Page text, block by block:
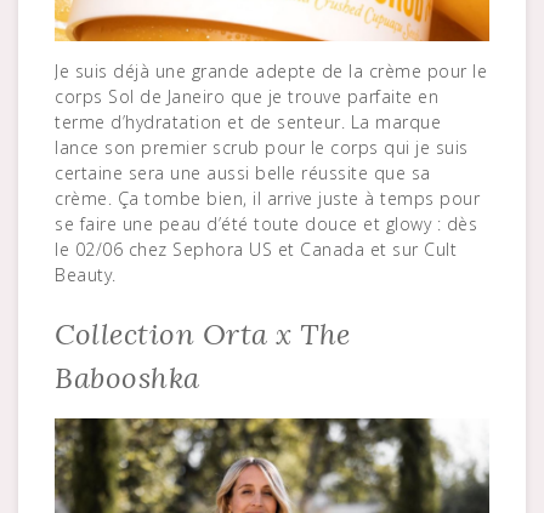
Je suis déjà une grande adepte de la crème pour le
corps Sol de Janeiro que je trouve parfaite en
terme d’hydratation et de senteur. La marque
lance son premier scrub pour le corps qui je suis
certaine sera une aussi belle réussite que sa
crème. Ça tombe bien, il arrive juste à temps pour
se faire une peau d’été toute douce et glowy : dès
le 02/06 chez Sephora US et Canada et sur Cult
Beauty.
Collection Orta x The
Babooshka